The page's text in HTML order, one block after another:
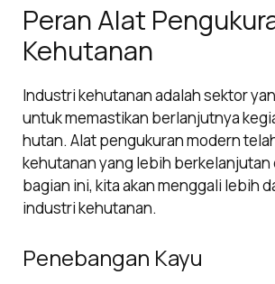
Peran Alat
Kehutanan
Industri kehutanan adalah sektor
untuk memastikan berlanjutnya
hutan. Alat pengukuran modern
kehutanan yang lebih
bagian ini, kita akan menggali lebih
industri kehutanan.
Penebangan Kayu